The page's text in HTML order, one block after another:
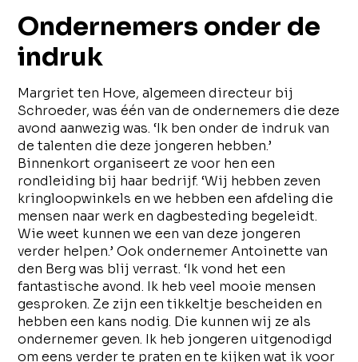
Ondernemers onder de
indruk
Margriet ten Hove, algemeen directeur bij
Schroeder, was één van de ondernemers die deze
avond aanwezig was. ‘Ik ben onder de indruk van
de talenten die deze jongeren hebben.’
Binnenkort organiseert ze voor hen een
rondleiding bij haar bedrijf. ‘Wij hebben zeven
kringloopwinkels en we hebben een afdeling die
mensen naar werk en dagbesteding begeleidt.
Wie weet kunnen we een van deze jongeren
verder helpen.’ Ook ondernemer Antoinette van
den Berg was blij verrast. ‘Ik vond het een
fantastische avond. Ik heb veel mooie mensen
gesproken. Ze zijn een tikkeltje bescheiden en
hebben een kans nodig. Die kunnen wij ze als
ondernemer geven. Ik heb jongeren uitgenodigd
om eens verder te praten en te kijken wat ik voor